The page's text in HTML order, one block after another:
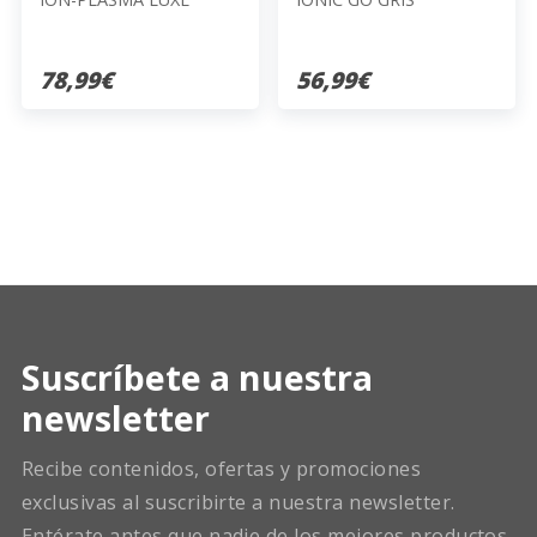
78,99€ 56,99€
Suscríbete a nuestra
newsletter
Recibe contenidos, ofertas y promociones
exclusivas al suscribirte a nuestra newsletter.